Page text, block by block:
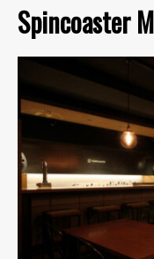
Spincoaster